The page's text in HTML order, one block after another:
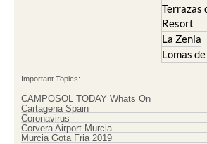
Terrazas
Resort
La Zenia
Lomas
Important Topics:
CAMPOSOL TODAY Whats On
Cartagena Spain
Coronavirus
Corvera Airport Murcia
Murcia Gota Fria 2019